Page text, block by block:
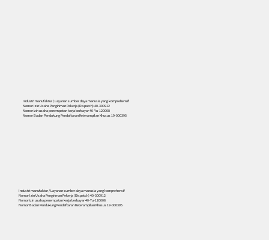
Industri manufaktur / Layanan sumber daya manusia yang komprehensif
Nomor Izin Usaha Pengiriman Pekerja (Dispatch) 40-300912
Nomor izin usaha penempatan kerja berbayar 40-Yu-120008
Nomor Badan Pendukung Pendaftaran Keterampilan Khusus 19-000395
Industri manufaktur / Layanan sumber daya manusia yang komprehensif
Nomor Izin Usaha Pengiriman Pekerja (Dispatch) 40-300912
Nomor izin usaha penempatan kerja berbayar 40-Yu-120008
Nomor Badan Pendukung Pendaftaran Keterampilan Khusus 19-000395